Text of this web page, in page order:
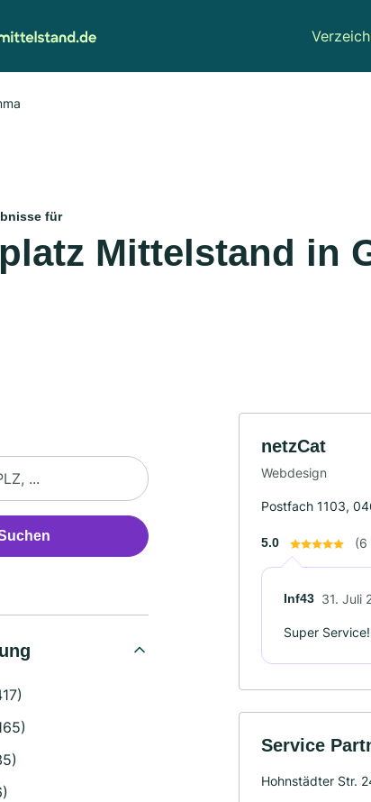
für
Mittelstand in
netzCat
Webdesign
Postfach 1103,
5.0 (6
Inf43 31. Juli
Super Service!
Service
Hohnstädter Str.